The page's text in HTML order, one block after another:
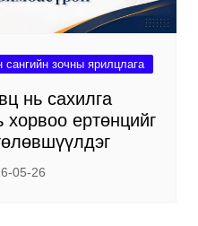
сангийн зочны ярилцлага
нь сахилга
хорвоо ертөнцийг
05-26